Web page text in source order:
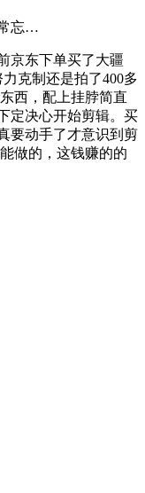
忘…
京东下单买了大疆
克制还是拍了400多
西，配上挂脖简直
定决心开始剪辑。买
要动手了才意识到剪
做的，这钱赚的的